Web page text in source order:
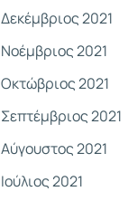
Δεκέμβριος 2021
Νοέμβριος 2021
Οκτώβριος 2021
Σεπτέμβριος 2021
Αύγουστος 2021
Ιούλιος 2021